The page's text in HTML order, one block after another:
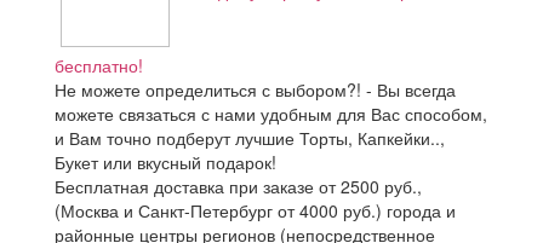
бесплатно!
Не можете определиться с выбором?! - Вы всегда
можете связаться с нами удобным для Вас способом,
и Вам точно подберут лучшие Торты, Капкейки..,
Букет или вкусный подарок!
Бесплатная доставка при заказе от 2500 руб.,
(Москва и Санкт-Петербург от 4000 руб.) города и
районные центры регионов (непосредственное